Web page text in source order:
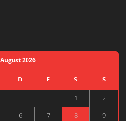
August 2026
D F S S
1
2
6 7 8
9